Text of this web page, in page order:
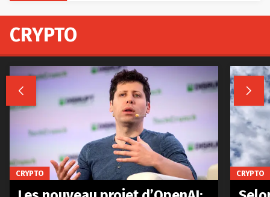
CRYPTO
 
CRYPTO CRYPTO